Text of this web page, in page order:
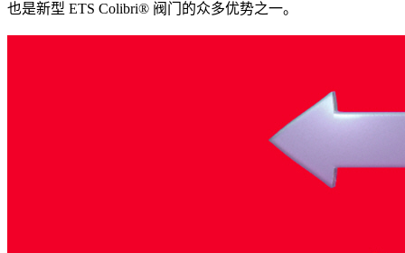
也是新型 ETS Colibri® 阀门的众多优势之一。